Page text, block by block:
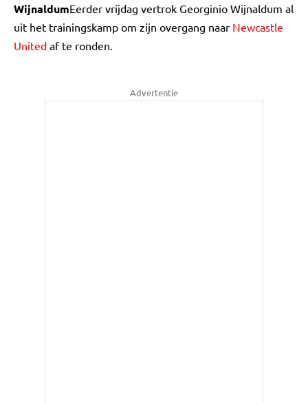
WijnaldumEerder vrijdag vertrok Georginio Wijnaldum al
uit het trainingskamp om zijn overgang naar Newcastle
United af te ronden.
Advertentie